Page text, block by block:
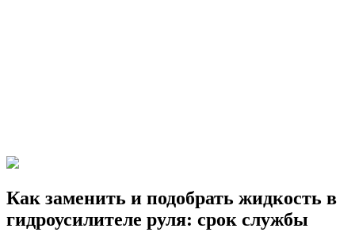
Как заменить и подобрать жидкость в
гидроусилителе руля: срок службы